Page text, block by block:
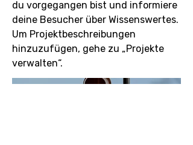
du vorgegangen bist und informiere
deine Besucher über Wissenswertes.
Um Projektbeschreibungen
hinzuzufügen, gehe zu „Projekte
verwalten“.